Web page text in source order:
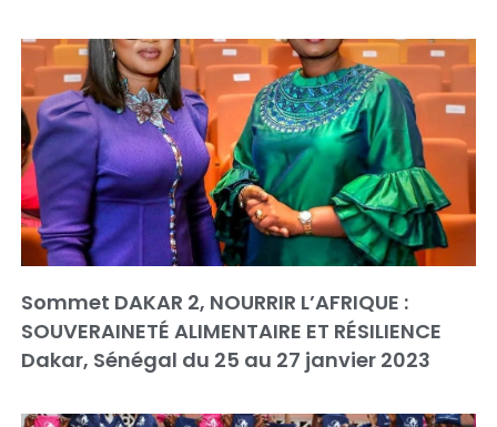
Sommet DAKAR 2, NOURRIR L’AFRIQUE :
SOUVERAINETÉ ALIMENTAIRE ET RÉSILIENCE
Dakar, Sénégal du 25 au 27 janvier 2023